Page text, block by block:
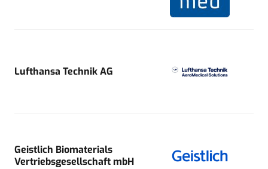
Lufthansa Technik AG
Geistlich Biomaterials
Vertriebsgesellschaft mbH